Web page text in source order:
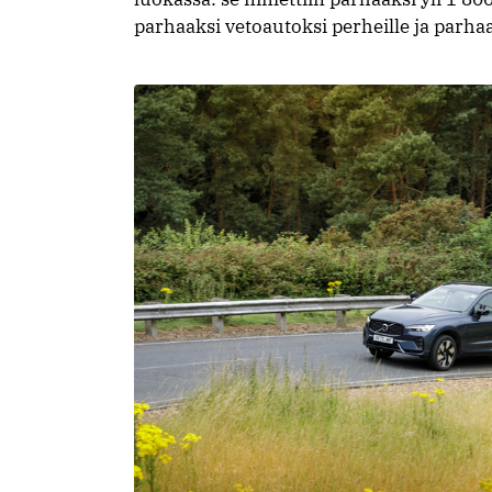
parhaaksi vetoautoksi perheille ja